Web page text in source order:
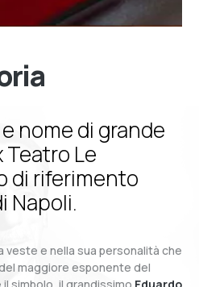
nome di grande
Teatro Le
di riferimento
Napoli.
veste e nella sua personalità che
maggiore esponente del
simbolo, il grandissimo Eduardo